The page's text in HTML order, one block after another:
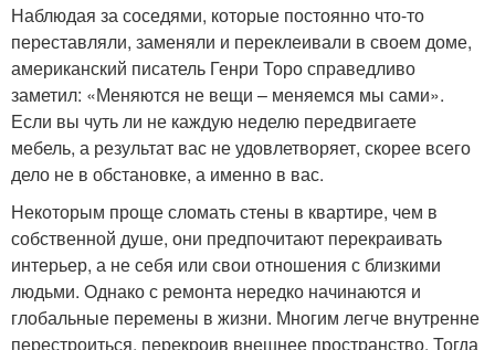
Наблюдая за соседями, которые постоянно что-то
переставляли, заменяли и переклеивали в своем доме,
американский писатель Генри Торо справедливо
заметил: «Меняются не вещи – меняемся мы сами».
Если вы чуть ли не каждую неделю передвигаете
мебель, а результат вас не удовлетворяет, скорее всего
дело не в обстановке, а именно в вас.
Некоторым проще сломать стены в квартире, чем в
собственной душе, они предпочитают перекраивать
интерьер, а не себя или свои отношения с близкими
людьми. Однако с ремонта нередко начинаются и
глобальные перемены в жизни. Многим легче внутренне
перестроиться, перекроив внешнее пространство. Тогда